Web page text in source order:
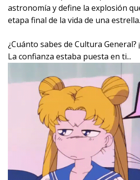
astronomía y define la explosión
etapa final de la vida de una estrella.
¿Cuánto sabes de Cultura General?
La confianza estaba puesta en ti...